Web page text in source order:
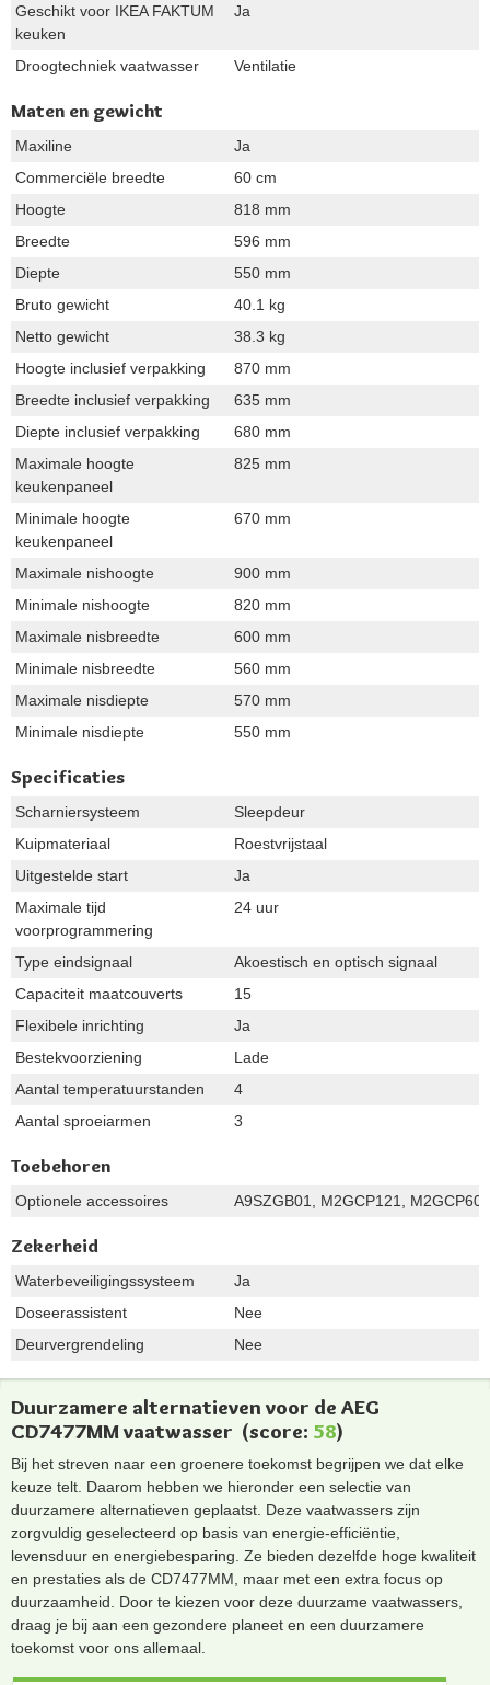
Geschikt voor IKEA FAKTUM
keuken
Ja
Droogtechniek vaatwasser Ventilatie
Maten en gewicht
Maxiline
Ja
Commerciële breedte
60 cm
Hoogte
818 mm
Breedte
596 mm
Diepte
550 mm
Bruto gewicht
40.1 kg
Netto gewicht
38.3 kg
Hoogte inclusief verpakking
870 mm
Breedte inclusief verpakking
635 mm
Diepte inclusief verpakking
680 mm
Maximale hoogte
keukenpaneel
825 mm
Minimale hoogte
keukenpaneel
670 mm
Maximale nishoogte
900 mm
Minimale nishoogte
820 mm
Maximale nisbreedte
600 mm
Minimale nisbreedte
560 mm
Maximale nisdiepte
570 mm
Minimale nisdiepte
550 mm
Specificaties
Scharniersysteem
Sleepdeur
Kuipmateriaal
Roestvrijstaal
Uitgestelde start
Ja
Maximale tijd
voorprogrammering
24 uur
Type eindsignaal
Akoestisch en optisch signaal
Capaciteit maatcouverts
15
Flexibele inrichting
Ja
Bestekvoorziening
Lade
Aantal temperatuurstanden
4
Aantal sproeiarmen
3
Toebehoren
Optionele accessoires A9SZGB01, M2GCP121,
Zekerheid
Waterbeveiligingssysteem
Ja
Doseerassistent
Nee
Deurvergrendeling
Nee
Duurzamere alternatieven voor de AEG
CD7477MM vaatwasser (score: 58)
Bij het streven naar een groenere toekomst begrijpen we dat elke
keuze telt. Daarom hebben we hieronder een selectie van
duurzamere alternatieven geplaatst. Deze vaatwassers zijn
zorgvuldig geselecteerd op basis van energie-efficiëntie,
levensduur en energiebesparing. Ze bieden dezelfde hoge kwaliteit
en prestaties als de CD7477MM, maar met een extra focus op
duurzaamheid. Door te kiezen voor deze duurzame vaatwassers,
draag je bij aan een gezondere planeet en een duurzamere
toekomst voor ons allemaal.